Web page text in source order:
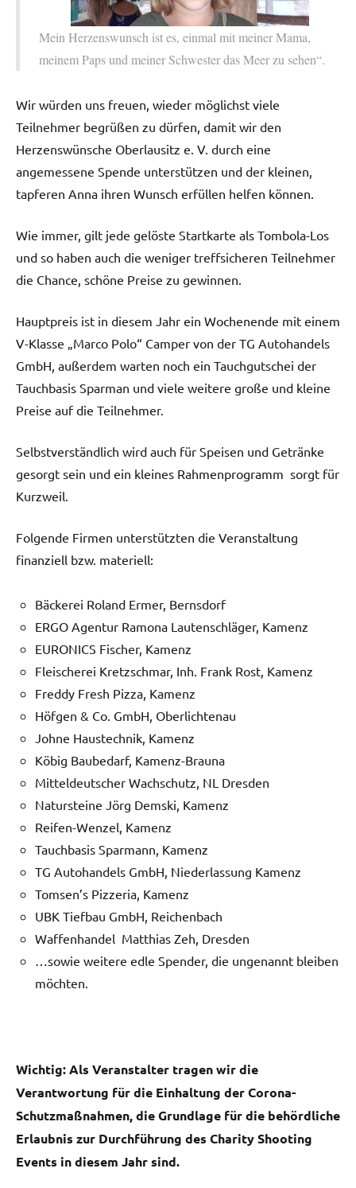
Mein Herzenswunsch ist es, einmal mit meiner Mama,
meinem Paps und meiner Schwester das Meer zu sehen“.
Wir würden uns freuen, wieder möglichst viele
Teilnehmer begrüßen zu dürfen, damit wir den
Herzenswünsche Oberlausitz e. V. durch eine
angemessene Spende unterstützen und der kleinen,
tapferen Anna ihren Wunsch erfüllen helfen können.
Wie immer, gilt jede gelöste Startkarte als Tombola-Los
und so haben auch die weniger treffsicheren Teilnehmer
die Chance, schöne Preise zu gewinnen.
Hauptpreis ist in diesem Jahr ein Wochenende mit einem
V-Klasse „Marco Polo“ Camper von der TG Autohandels
GmbH, außerdem warten noch ein Tauchgutschei der
Tauchbasis Sparman und viele weitere große und kleine
Preise auf die Teilnehmer.
Selbstverständlich wird auch für Speisen und Getränke
gesorgt sein und ein kleines Rahmenprogramm sorgt für
Kurzweil.
Folgende Firmen unterstützten die Veranstaltung
finanziell bzw. materiell:
Bäckerei Roland Ermer, Bernsdorf
ERGO Agentur Ramona Lautenschläger, Kamenz
EURONICS Fischer, Kamenz
Fleischerei Kretzschmar, Inh. Frank Rost, Kamenz
Freddy Fresh Pizza, Kamenz
Höfgen & Co. GmbH, Oberlichtenau
Johne Haustechnik, Kamenz
Köbig Baubedarf, Kamenz-Brauna
Mitteldeutscher Wachschutz, NL Dresden
Natursteine Jörg Demski, Kamenz
Reifen-Wenzel, Kamenz
Tauchbasis Sparmann, Kamenz
TG Autohandels GmbH, Niederlassung Kamenz
Tomsen’s Pizzeria, Kamenz
UBK Tiefbau GmbH, Reichenbach
Waffenhandel Matthias Zeh, Dresden
…sowie weitere edle Spender, die ungenannt bleiben
möchten.
Wichtig: Als Veranstalter tragen wir die
Verantwortung für die Einhaltung der Corona-
Schutzmaßnahmen, die Grundlage für die behördliche
Erlaubnis zur Durchführung des Charity Shooting
Events in diesem Jahr sind.